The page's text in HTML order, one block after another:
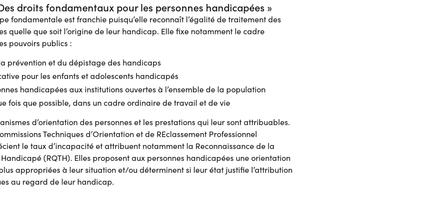
droits fondamentaux pour les personnes handicapées »
fondamentale est franchie puisqu’elle reconnaît l’égalité de traitement des
quelle que soit l’origine de leur handicap. Elle fixe notamment le cadre
pouvoirs publics :
prévention et du dépistage des handicaps
pour les enfants et adolescents handicapés
handicapées aux institutions ouvertes à l’ensemble de la population
fois que possible, dans un cadre ordinaire de travail et de vie
d’orientation des personnes et les prestations qui leur sont attribuables.
Techniques d’Orientation et de REclassement Professionnel
le taux d’incapacité et attribuent notamment la Reconnaissance de la
(RQTH). Elles proposent aux personnes handicapées une orientation
appropriées à leur situation et/ou déterminent si leur état justifie l’attribution
au regard de leur handicap.